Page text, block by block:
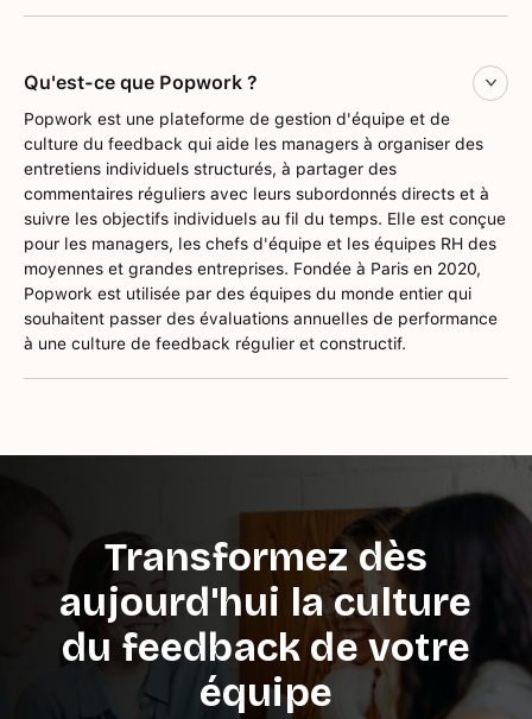
Qu'est-ce que Popwork ?
Popwork est une plateforme de gestion d'équipe et de
culture du feedback qui aide les managers à organiser des
entretiens individuels structurés, à partager des
commentaires réguliers avec leurs subordonnés directs et à
suivre les objectifs individuels au fil du temps. Elle est conçue
pour les managers, les chefs d'équipe et les équipes RH des
moyennes et grandes entreprises. Fondée à Paris en 2020,
Popwork est utilisée par des équipes du monde entier qui
souhaitent passer des évaluations annuelles de performance
à une culture de feedback régulier et constructif.
Transformez dès
aujourd'hui la culture
du feedback de votre
équipe